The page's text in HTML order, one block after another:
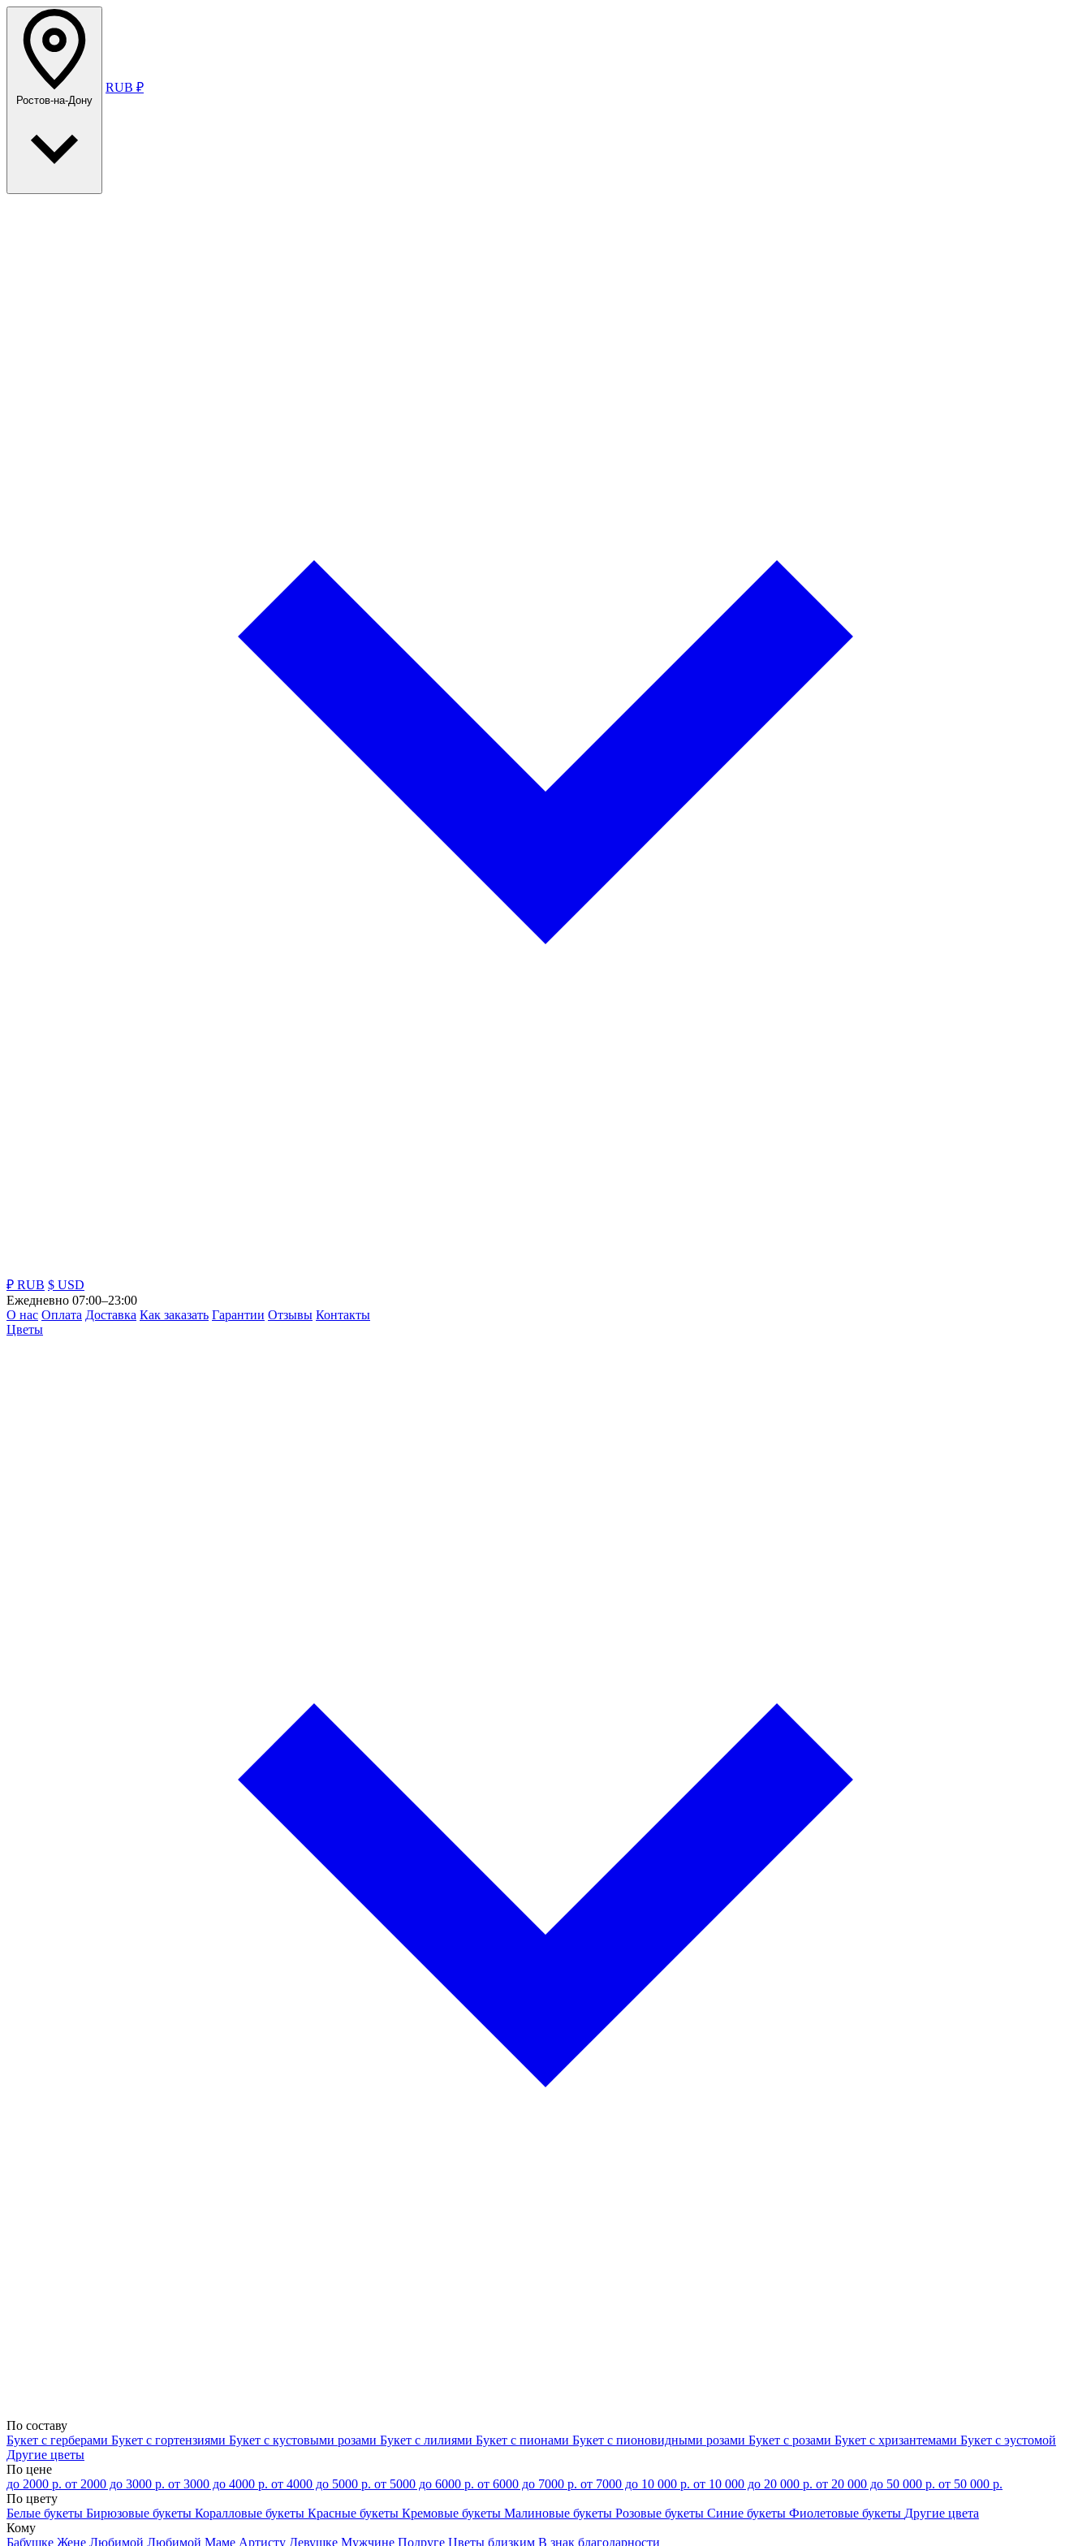
Ростов-на-Дону
RUB ₽
₽ RUB $ USD
Ежедневно 07:00–23:00
О нас Оплата Доставка Как заказать Гарантии Отзывы Контакты
Цветы
По составу
Букет с герберами Букет с гортензиями Букет с кустовыми розами Букет с лилиями Букет с пионами Букет с пионовидными розами Букет с розами Букет с хризантемами Букет с эустомой
Другие цветы
По цене
до 2000 р. от 2000 до 3000 р. от 3000 до 4000 р. от 4000 до 5000 р. от 5000 до 6000 р. от 6000 до 7000 р. от 7000 до 10 000 р. от 10 000 до 20 000 р. от 20 000 до 50 000 р. от 50 000 р.
По цвету
Белые букеты Бирюзовые букеты Коралловые букеты Красные букеты Кремовые букеты Малиновые букеты Розовые букеты Синие букеты Фиолетовые букеты Другие цвета
Кому
Бабушке Жене Любимой Любимой Маме Артисту Девушке Мужчине Подруге Цветы близким В знак благодарности